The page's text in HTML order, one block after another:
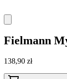
Fielmann
138,90 zł